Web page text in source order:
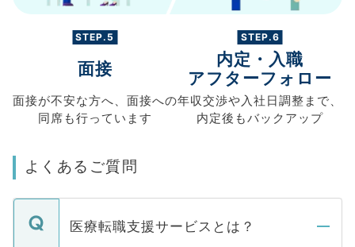
STEP.5
面接
面接が不安な方へ、 面接への
同席も行っています
STEP.6
内定・入職
アフターフォロー
年収交渉や入社日調整まで、
内定後もバックアップ
よくあるご質問
医療転職支援サービスとは？